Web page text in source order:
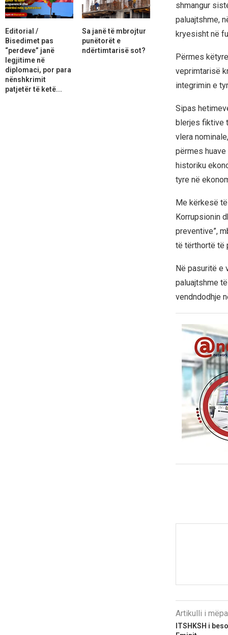
shmangur
paluajtshme,
kryesisht në
Përmes
veprimtarisë
integrimin e
Sipas
blerjes fiktive
vlera
përmes
historiku
tyre në
Me kërkesë
Korrupsionin
preventive”,
të tërthortë të
Në pasuritë e
paluajtshme
vendndodhje
Artikulli i
ITSHKSH i
Editorial /
Bisedimet pas
“perdeve” janë
legjitime në
diplomaci, por para
nënshkrimit
patjetër të ketë...
Sa janë të mbrojtur
punëtorët e
ndërtimtarisë sot?